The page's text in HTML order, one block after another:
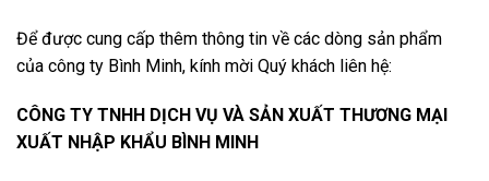
Để được cung cấp thêm thông tin về các dòng sản phẩm
của công ty Bình Minh, kính mời Quý khách liên hệ:
CÔNG TY TNHH DỊCH VỤ VÀ SẢN XUẤT THƯƠNG MẠI
XUẤT NHẬP KHẨU BÌNH MINH